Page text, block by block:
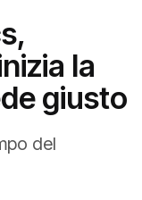
la
giusto
del